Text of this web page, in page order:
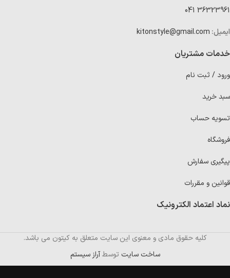
36323961 041
ایمیل: kitonstyle@gmail.com
خدمات مشتریان
ورود / ثبت نام
سبد خرید
تسویه حساب
فروشگاه
پیگیری سفارش
قوانین و مقررات
نماد اعتماد الکترونیک
کلیه حقوق مادی و معنوی این سایت متعلق به کیتون می باشد.
ساخت سایت توسطآراز سیستم